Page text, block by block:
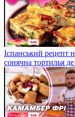
Іспанський рецепт
сонячна тортилья де